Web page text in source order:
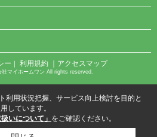
ー ｜ 利用規約 ｜アクセスマップ
マイホームワン All rights reserved.
利用状況把握、サービス向上検討を目的と
しています。
いについて」 をご確認ください。